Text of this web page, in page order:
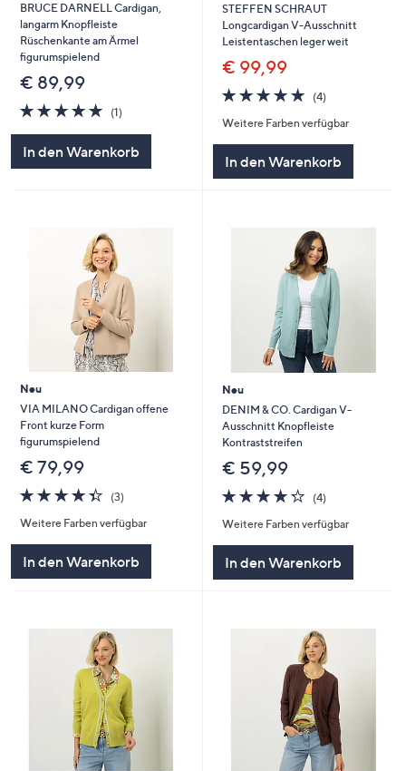
BRUCE DARNELL Cardigan,
langarm Knopfleiste
Rüschenkante am Ärmel
figurumspielend
€ 89,99
5.0
von
(1)1
In den Warenkorb
STEFFEN SCHRAUT
Longcardigan V-Ausschnitt
Leistentaschen leger weit
€ 99,99
4.8
von
5
(4)4
Weitere Farben verfügbar
In den Warenkorb
Neu
VIA MILANO Cardigan offene
Front kurze Form
figurumspielend
€ 79,99
4.3
von
5
(3)3
Weitere Farben verfügbar
In den Warenkorb
Neu
DENIM & CO. Cardigan V-
Ausschnitt Knopfleiste
Kontraststreifen
€ 59,99
4.2
von
5
(4)4
Weitere Farben verfügbar
In den Warenkorb